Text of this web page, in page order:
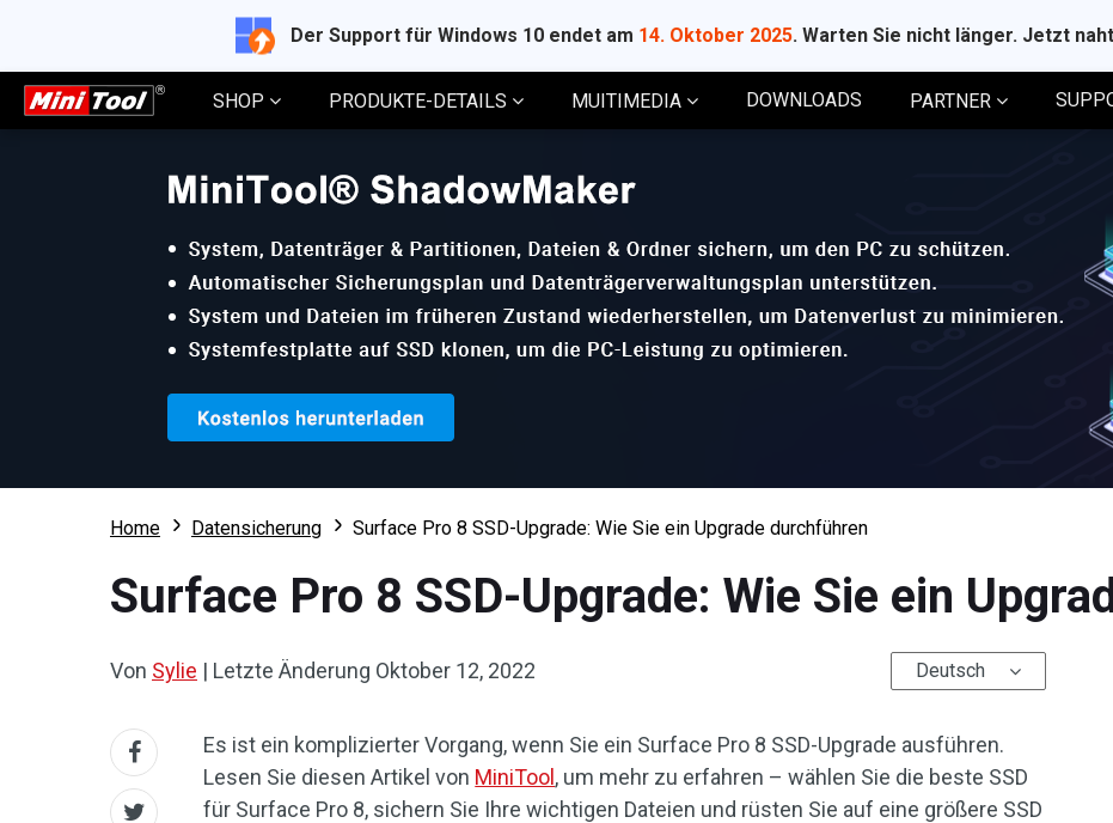
Der Support für Windows 10 endet am 14. Oktober 2025. Warten Sie nicht länger. Jetzt
SHOP PRODUKTE-DETAILS MUITIMEDIA DOWNLOADS PARTNER
Home Datensicherung Surface Pro 8 SSD-Upgrade: Wie Sie ein Upgrade durchführen
Surface Pro 8 SSD-Upgrade: Wie Sie ein
Von Sylie | Letzte Änderung Oktober 12, 2022 Deutsch
Es ist ein komplizierter Vorgang, wenn Sie ein Surface Pro 8 SSD-Upgrade ausführen.
Lesen Sie diesen Artikel von MiniTool , um mehr zu erfahren – wählen Sie die beste SSD
für Surface Pro 8, sichern Sie Ihre wichtigen Dateien und rüsten Sie auf eine größere SSD